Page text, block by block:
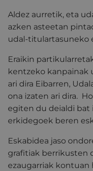
Aldez aurretik, eta
azken asteetan
udal-titulartasuneko
Eraikin
kentzeko kanpainak
ari dira Eibarren,
ona izaten ari dira.
egiten du deialdi bat
erkidegoek beren
Eskabidea jaso
grafitiak berrikusten
ezaugarriak kontuan